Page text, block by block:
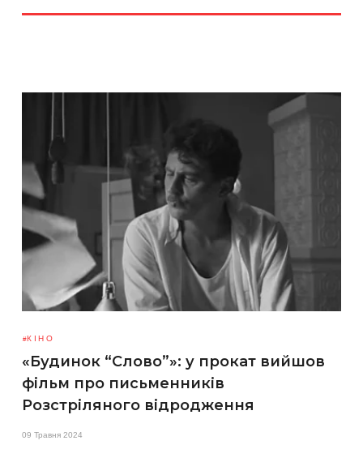
КІНО
«Будинок “Слово”»: у прокат вийшов
фільм про письменників
Розстріляного відродження
09 Травня 2024